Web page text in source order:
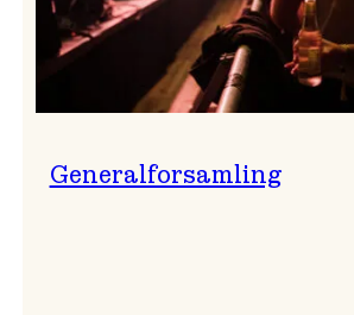
Generalforsamling